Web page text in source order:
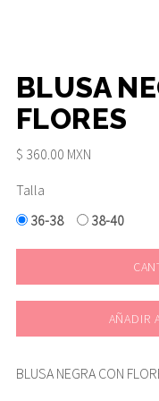
BLUSA
FLORES
$ 360.00 MXN
Talla
36-38
38-40
AÑADIR
BLUSA NEGRA CON